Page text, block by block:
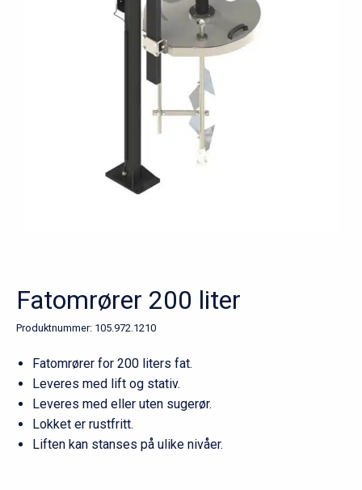
Fatomrører 200 liter
Produktnummer: 105.972.1210
Fatomrører for 200 liters fat.
Leveres med lift og stativ.
Leveres med eller uten sugerør.
Lokket er rustfritt.
Liften kan stanses på ulike nivåer.